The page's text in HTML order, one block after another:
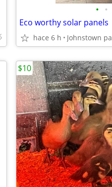
• •
Eco worthy solar panels
hace 6 h Johnstown pa
$10